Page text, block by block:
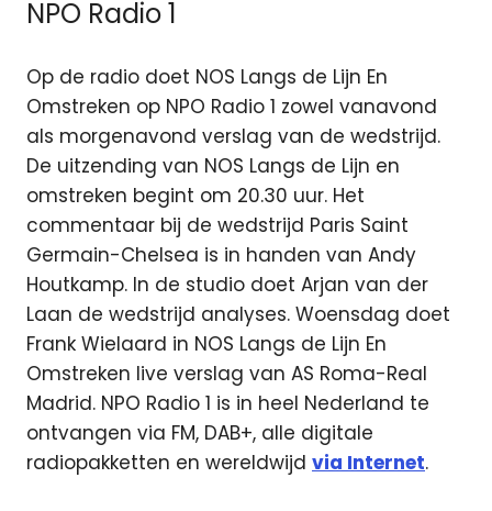
NPO Radio 1
Op de radio doet NOS Langs de Lijn En
Omstreken op NPO Radio 1 zowel vanavond
als morgenavond verslag van de wedstrijd.
De uitzending van NOS Langs de Lijn en
omstreken begint om 20.30 uur. Het
commentaar bij de wedstrijd Paris Saint
Germain-Chelsea is in handen van Andy
Houtkamp. In de studio doet Arjan van der
Laan de wedstrijd analyses. Woensdag doet
Frank Wielaard in NOS Langs de Lijn En
Omstreken live verslag van AS Roma-Real
Madrid. NPO Radio 1 is in heel Nederland te
ontvangen via FM, DAB+, alle digitale
radiopakketten en wereldwijd via Internet.